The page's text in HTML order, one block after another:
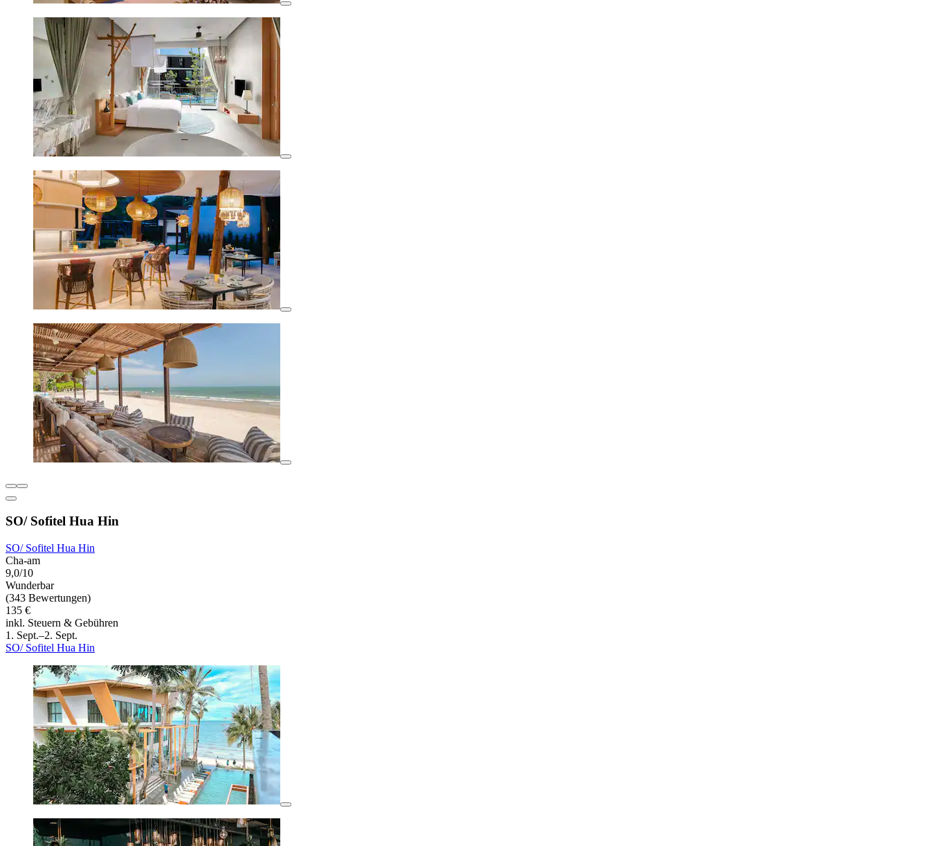
SO/ Sofitel Hua Hin
SO/ Sofitel Hua Hin
Cha-am
9,0/10
Wunderbar
(343 Bewertungen)
135 €
inkl. Steuern & Gebühren
1. Sept.–2. Sept.
SO/ Sofitel Hua Hin